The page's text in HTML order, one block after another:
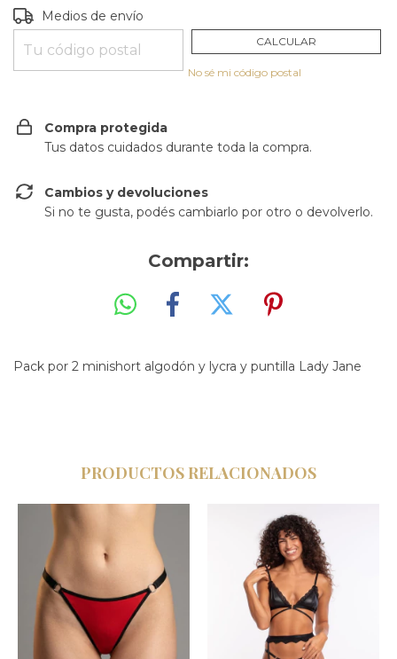
Entregas para el CP:
Medios de envío
CALCULAR
No sé mi código postal
Compra protegida
Tus datos cuidados durante toda la compra.
Cambios y devoluciones
Si no te gusta, podés cambiarlo por otro o devolverlo.
Compartir:
Pack por 2 minishort algodón y lycra y puntilla Lady Jane
PRODUCTOS RELACIONADOS